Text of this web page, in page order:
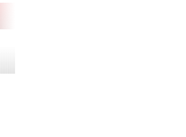
：机遇与悬念共存